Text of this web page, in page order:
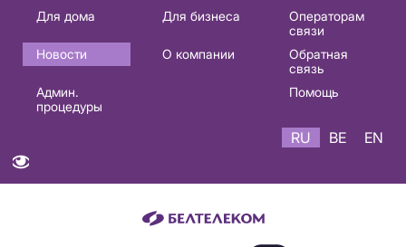
Основная
навигация
RU
Для дома Для бизнеса
Операторам
связи
Новости
О компании
Обратная
связь
Админ.
процедуры
Помощь
RU BE EN